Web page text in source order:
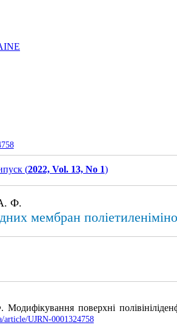
(2022, Vol. 13, No 1)
Ф.
мембран
поверхні
article/UJRN-0001324758